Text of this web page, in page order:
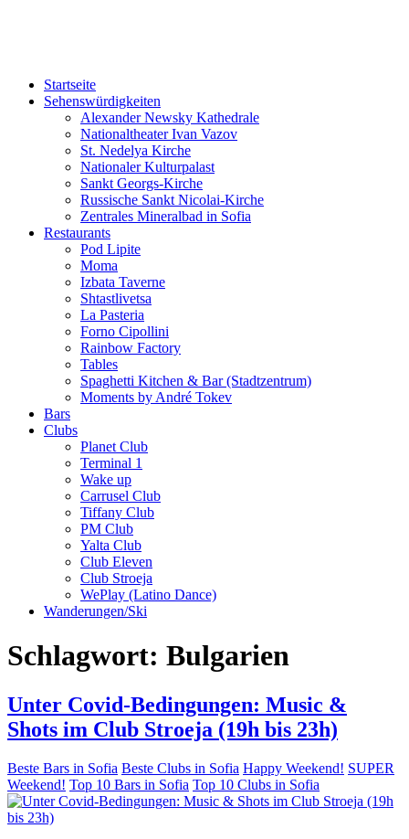
Startseite
Sehenswürdigkeiten
Alexander Newsky Kathedrale
Nationaltheater Ivan Vazov
St. Nedelya Kirche
Nationaler Kulturpalast
Sankt Georgs-Kirche
Russische Sankt Nicolai-Kirche
Zentrales Mineralbad in Sofia
Restaurants
Pod Lipite
Moma
Izbata Taverne
Shtastlivetsa
La Pasteria
Forno Cipollini
Rainbow Factory
Tables
Spaghetti Kitchen & Bar (Stadtzentrum)
Moments by André Tokev
Bars
Clubs
Planet Club
Terminal 1
Wake up
Carrusel Club
Tiffany Club
PM Club
Yalta Club
Club Eleven
Club Stroeja
WePlay (Latino Dance)
Wanderungen/Ski
Schlagwort: Bulgarien
Unter Covid-Bedingungen: Music &
Shots im Club Stroeja (19h bis 23h)
Beste Bars in Sofia Beste Clubs in Sofia Happy Weekend! SUPER
Weekend! Top 10 Bars in Sofia Top 10 Clubs in Sofia